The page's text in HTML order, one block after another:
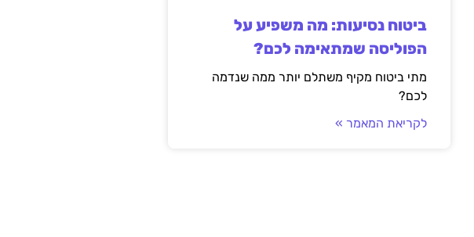
ביטוח נסיעות: מה משפיע על
הפוליסה שמתאימה לכם?
מתי ביטוח מקיף משתלם יותר ממה שנדמה
לכם?
לקריאת המאמר »